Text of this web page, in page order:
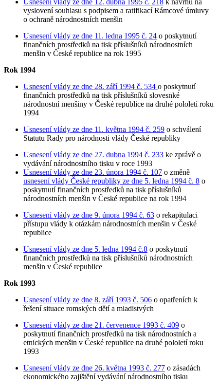
vyslovení souhlasu s podpisem a ratifikací Rámcové úmluvy
o ochraně národnostních menšin
Usnesení vlády ze dne 11. ledna 1995 č. 24 o poskytnutí
finančních prostředků na tisk příslušníků národnostních
menšin v České republice na rok 1995
Rok 1994
Usnesení vlády ze dne 28. září 1994 č. 534 o poskytnutí
finančních prostředků na tisk příslušníků slovesnké
národnostní menšiny v České republice na druhé pololetí roku
1994
Usnesení vlády ze dne 11. května 1994 č. 259 o schválení
Statutu Rady pro národnosti vlády České republiky
Usnesení vlády ze dne 27. dubna 1994 č. 233 ke zprávě o
vydávání národnostního tisku v roce 1993
Usnesení vlády ze dne 23. února 1994 č. 107 o změně
usnesení vlády České republiky ze dne 5. ledna 1994 č. 8 o
poskytnutí finančních prostředků na tisk příslušníků
národnostních menšin v České republice na rok 1994
Usnesení vlády ze dne 9. února 1994 č. 63 o rekapitulaci
přístupu vlády k otázkám národnostních menšin v České
republice
Usnesení vlády ze dne 5. ledna 1994 č.8 o poskytnutí
finančních prostředků na tisk příslušníků národnostních
menšin v České republice
Rok 1993
Usnesení vlády ze dne 8. září 1993 č. 506 o opatřeních k
řešení situace romských dětí a mladistvých
Usnesení vlády ze dne 21. červenence 1993 č. 409 o
poskytnutí finančních prostředků na tisk národnostních a
etnických menšin v České republice na druhé pololetí roku
1993
Usnesení vlády ze dne 26. května 1993 č. 277 o zásadách
ekonomického zajištění vydávání národnostního tisku